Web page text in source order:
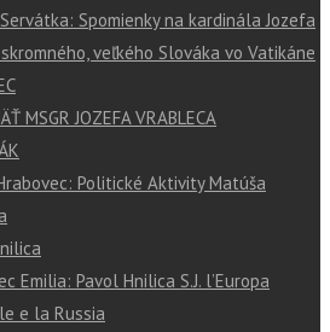
Spomienky na kardinála Jozefa
skromného, veľkého Slováka vo Vatikáne
MSGR JOZEFA VRABLECA
Politické Aktivity Matúša
Emilia: Pavol Hnilica S.J. l’Europa
e la Russia